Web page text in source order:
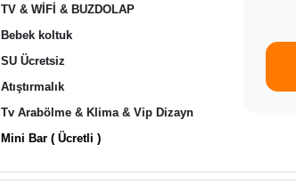
TV & WİFİ & BUZDOLAP
Bebek koltuk
SU Ücretsiz
Atıştırmalık
Tv Arabölme & Klima & Vip Dizayn
Mini Bar ( Ücretli )